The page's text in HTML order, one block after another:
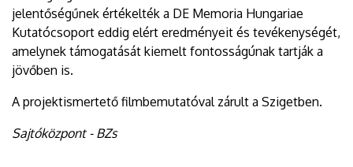
jelentőségűnek értékelték a DE Memoria Hungariae
Kutatócsoport eddig elért eredményeit és tevékenységét,
amelynek támogatását kiemelt fontosságúnak tartják a
jövőben is.
A projektismertető filmbemutatóval zárult a Szigetben.
Sajtóközpont - BZs